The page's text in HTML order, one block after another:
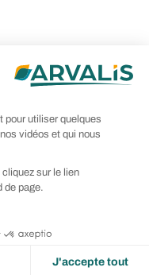
pour utiliser quelques
vidéos et qui nous
sur le lien
de page.
J'accepte tout